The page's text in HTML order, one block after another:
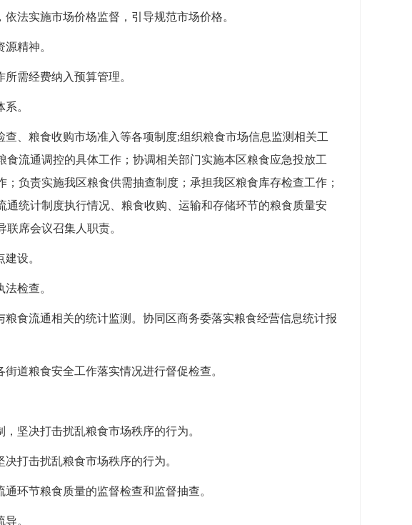
法实施市场价格监督，引导规范市场价格。
精神。
需经费纳入预算管理。
。
、粮食收购市场准入等各项制度;组织粮食市场信息监测相关工
流通调控的具体工作；协调相关部门实施本区粮食应急投放工
负责实施我区粮食供需抽查制度；承担我区粮食库存检查工作；
统计制度执行情况、粮食收购、运输和存储环节的粮食质量安
席会议召集人职责。
设。
检查。
食流通相关的统计监测。协同区商务委落实粮食经营信息统计报
道粮食安全工作落实情况进行督促检查。
坚决打击扰乱粮食市场秩序的行为。
打击扰乱粮食市场秩序的行为。
环节粮食质量的监督检查和监督抽查。
导。